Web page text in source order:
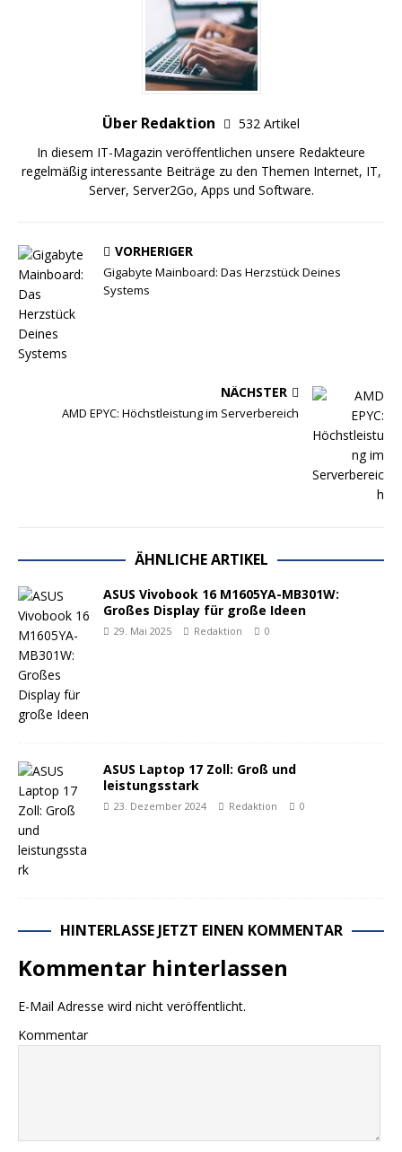
Über Redaktion
532 Artikel
In diesem IT-Magazin veröffentlichen unsere Redakteure
regelmäßig interessante Beiträge zu den Themen Internet, IT,
Server, Server2Go, Apps und Software.
VORHERIGER
Gigabyte Mainboard: Das Herzstück Deines
Systems
NÄCHSTER
AMD EPYC: Höchstleistung im Serverbereich
ÄHNLICHE ARTIKEL
ASUS Vivobook 16 M1605YA-MB301W:
Großes Display für große Ideen
29. Mai 2025 Redaktion 0
ASUS Laptop 17 Zoll: Groß und
leistungsstark
23. Dezember 2024 Redaktion 0
HINTERLASSE JETZT EINEN KOMMENTAR
Kommentar hinterlassen
E-Mail Adresse wird nicht veröffentlicht.
Kommentar